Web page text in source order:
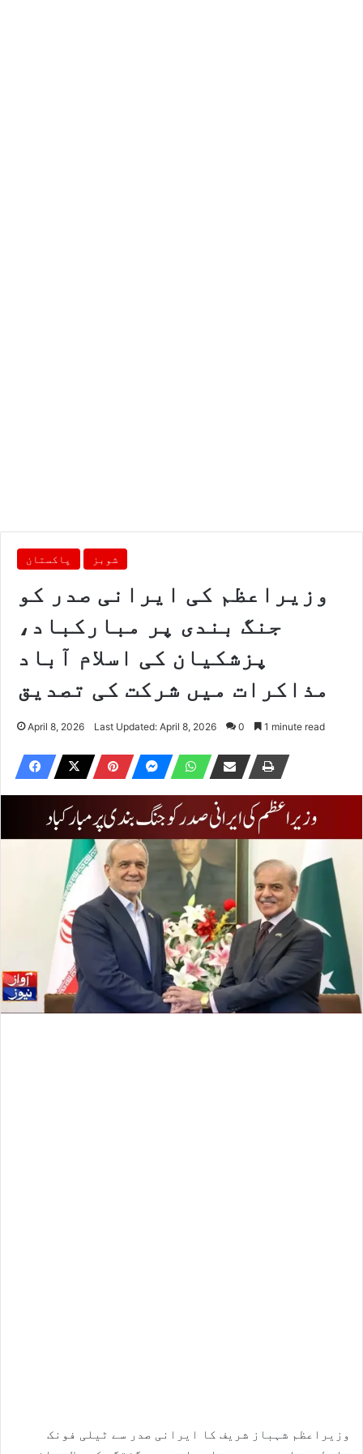
پاکستان شوبز
وزیراعظم کی ایرانی صدر کو
جنگ بندی پر مبارکباد،
پزشکیان کی اسلام آباد
مذاکرات میں شرکت کی تصدیق
April 8, 2026 Last Updated: April 8, 2026 0 1 minute read
وزیراعظم شہباز شریف کا ایرانی صدر سے ٹیلی فونک